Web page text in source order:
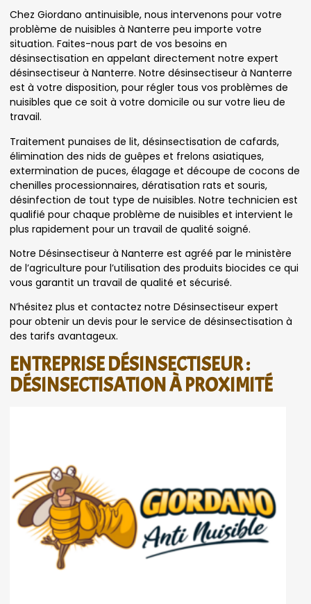
Chez Giordano antinuisible, nous intervenons pour votre
problème de nuisibles à Nanterre peu importe votre
situation. Faites-nous part de vos besoins en
désinsectisation en appelant directement notre expert
désinsectiseur à Nanterre. Notre désinsectiseur à Nanterre
est à votre disposition, pour régler tous vos problèmes de
nuisibles que ce soit à votre domicile ou sur votre lieu de
travail.
Traitement punaises de lit, désinsectisation de cafards,
élimination des nids de guêpes et frelons asiatiques,
extermination de puces, élagage et découpe de cocons de
chenilles processionnaires, dératisation rats et souris,
désinfection de tout type de nuisibles. Notre technicien est
qualifié pour chaque problème de nuisibles et intervient le
plus rapidement pour un travail de qualité soigné.
Notre Désinsectiseur à Nanterre est agréé par le ministère
de l’agriculture pour l’utilisation des produits biocides ce qui
vous garantit un travail de qualité et sécurisé.
N’hésitez plus et contactez notre Désinsectiseur expert
pour obtenir un devis pour le service de désinsectisation à
des tarifs avantageux.
ENTREPRISE DÉSINSECTISEUR :
DÉSINSECTISATION À PROXIMITÉ